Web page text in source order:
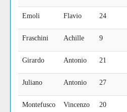
Emoli Flavio 24
Fraschini Achille 9
Girardo Antonio 21
Juliano Antonio 27
Montefusco Vincenzo 20